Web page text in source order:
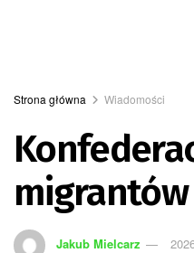
Strona główna Wiadomości
migrantów
Jakub Mielcarz